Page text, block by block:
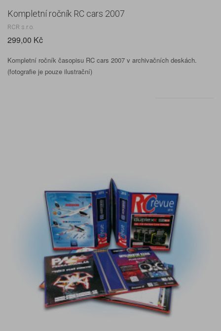
Kompletní ročník RC cars 2007
RCR s.r.o.
299,00 Kč
Kompletní ročník časopisu RC cars 2007 v archivačních deskách.
(fotografie je pouze ilustrační)